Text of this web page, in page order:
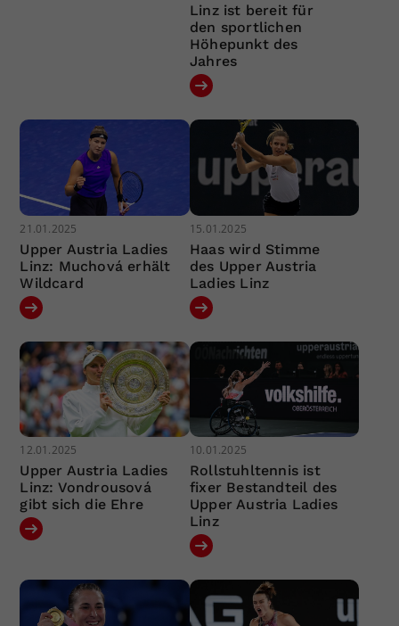
Linz ist bereit für
den sportlichen
Höhepunkt des
Jahres
21.01.2025
Upper Austria Ladies
Linz: Muchová erhält
Wildcard
15.01.2025
Haas wird Stimme
des Upper Austria
Ladies Linz
12.01.2025
Upper Austria Ladies
Linz: Vondrousová
gibt sich die Ehre
10.01.2025
Rollstuhltennis ist
fixer Bestandteil des
Upper Austria Ladies
Linz